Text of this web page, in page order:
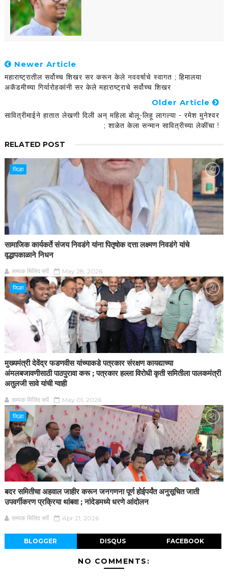
Newer Article
महाराष्ट्रातील सर्वोच्च शिखर सर करून केले नववर्षाचे स्वागत ; हिमालया
अकॅडमीच्या गिर्यारोहकांनी सर केले महाराष्ट्राचे सर्वोच्च शिखर
Older Article
सावित्रीमाईने हातात लेखणी दिली अन् महिला बोलू-लिहू लागल्या - रमेश मुनेश्वर
; शाळेत केला सन्मान सावित्रीच्या लेकींचा !
RELATED POST
जिल्हा
सामाजिक कार्यकर्ते संजय निवडंगे यांना पितृषोक दत्ता लक्ष्मण निवडंगे यांचे
वृद्धापकाळाने निधन
सम्यक मिलिंद सर्पे May 28, 2026
जिल्हा
मुख्यमंत्री देवेंद्र फडणवीस यांच्याकडे पत्रकार संरक्षण कायद्याच्या
अंमलबजावणीसाठी पाठपुरावा करू ; पत्रकार हल्ला विरोधी कृती समितीला पालकमंत्री
अतुलजी सावे यांची ग्वाही
सम्यक मिलिंद सर्पे May 01, 2026
जिल्हा
बदर समितीचा अहवाल जाहीर करून जनगणना पूर्ण होईपर्यंत अनुसूचित जाती
उपवर्गीकरण प्रक्रिया थांबवा ; नांदेडमध्ये धरणे आंदोलन
सम्यक मिलिंद सर्पे Apr 21, 2026
BLOGGER DISQUS FACEBOOK
NO COMMENTS: